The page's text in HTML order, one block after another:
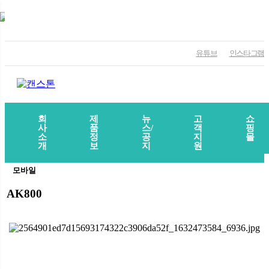
유튜브 인스타그램
회
사
소
개
제
품
정
보
뉴
스/
공
지
고
객
지
원
쇼
핑
몰
모바일
AK800